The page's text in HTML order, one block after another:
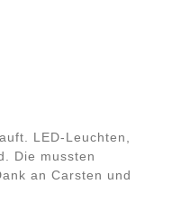
LED-Leuchten,
Die mussten
an Carsten und